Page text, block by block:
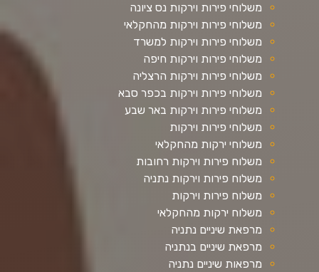
משלוחי פירות וירקות נס ציונה
משלוחי פירות וירקות מהחקלאי
משלוחי פירות וירקות למשרד
משלוחי פירות וירקות חיפה
משלוחי פירות וירקות הרצליה
משלוחי פירות וירקות בכפר סבא
משלוחי פירות וירקות באר שבע
משלוחי פירות וירקות
משלוחי ירקות מהחקלאי
משלוח פירות וירקות רחובות
משלוח פירות וירקות נתניה
משלוח פירות וירקות
משלוח ירקות מהחקלאי
מרפאת שיניים נתניה
מרפאת שיניים בנתניה
מרפאות שיניים נתניה